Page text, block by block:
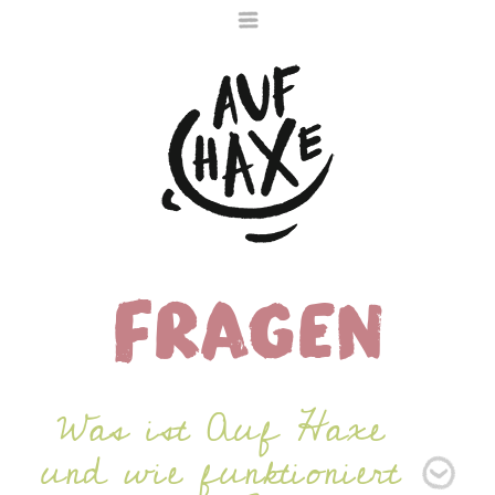
Die nächste Haxe
ist noch im Ofen
Fragen
Was ist Auf Haxe
und wie funktioniert